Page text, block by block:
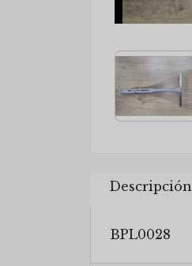
Descripción
BPL0028